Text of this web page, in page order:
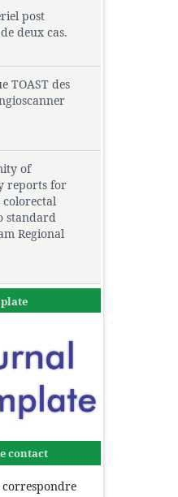
post
deux cas.
TOAST des
of
reports for
standard
Regional
contact